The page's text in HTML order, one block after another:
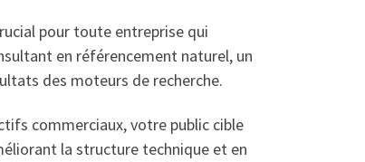
pour toute entreprise qui
en référencement naturel, un
des moteurs de recherche.
commerciaux, votre public cible
la structure technique et en